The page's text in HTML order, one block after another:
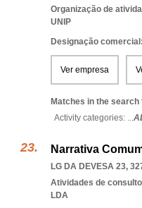
Organização de
UNIP
Designação
Ver empresa
Matches in the search
Activity categories: ...
Narrativa
LG DA DEVESA 23,
Atividades de
LDA